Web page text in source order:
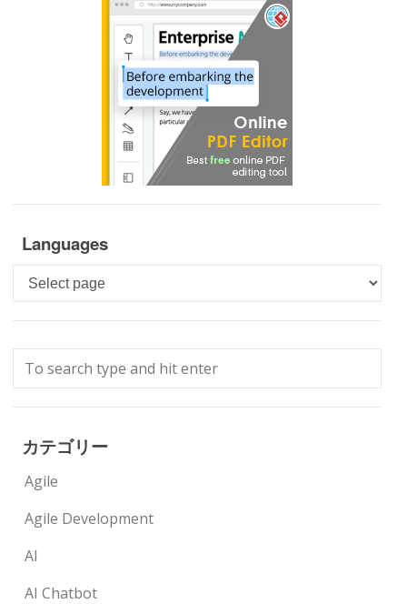
Languages
Languages
カテゴリー
Agile
Agile Development
AI
AI Chatbot